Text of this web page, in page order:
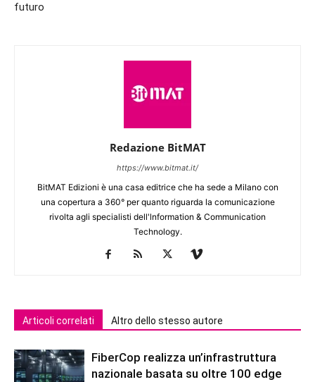
futuro
Redazione BitMAT
https://www.bitmat.it/
BitMAT Edizioni è una casa editrice che ha sede a Milano con
una copertura a 360° per quanto riguarda la comunicazione
rivolta agli specialisti dell'lnformation & Communication
Technology.
Articoli correlati Altro dello stesso autore
FiberCop realizza un’infrastruttura
nazionale basata su oltre 100 edge